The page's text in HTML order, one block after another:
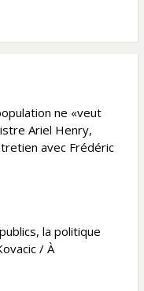
ne «veut
Ariel Henry,
avec Frédéric
la politique
/ À